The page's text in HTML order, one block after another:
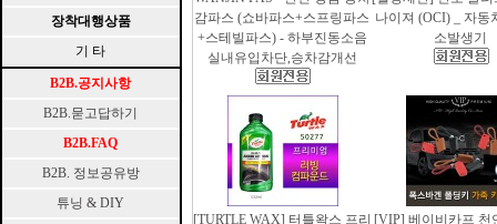
장착대행상품
기 타
B2B.공지사항
B2B.묻고답하기
B2B.FAQ
B2B. 정보공유방
튜닝 & DIY
감파스 (쇼바파스+스프링파스
+스테빌파스) - 하부진동소음
실내유입차단,승차감개선
나이져 (OCI) _ 자동
소발생기
[TURTLE WAX] 터틀왁스 프리 [VIP] 베이비카프 천